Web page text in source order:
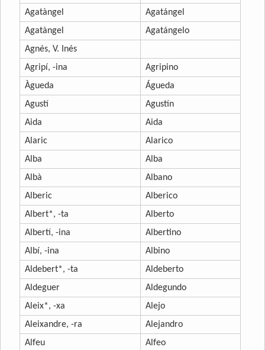
Agatàngel
Agatángel
Agatàngel
Agatángelo
Agnés, V. Inés
Agripí, -ina
Agripino
Àgueda
Águeda
Agustí
Agustín
Aida
Aida
Alaric
Alarico
Alba
Alba
Albà
Albano
Alberic
Alberico
Albert*, -ta
Alberto
Albertí, -ina
Albertino
Albí, -ina
Albino
Aldebert*, -ta
Aldeberto
Aldeguer
Aldegundo
Aleix*, -xa
Alejo
Aleixandre, -ra
Alejandro
Alfeu
Alfeo